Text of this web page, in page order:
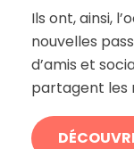
Ils ont, ainsi,
nouvelles
d’amis et
partagent les